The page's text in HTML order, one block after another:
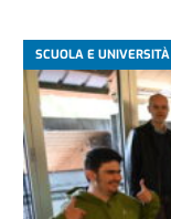
SCUOLA E UNIVERSITÀ